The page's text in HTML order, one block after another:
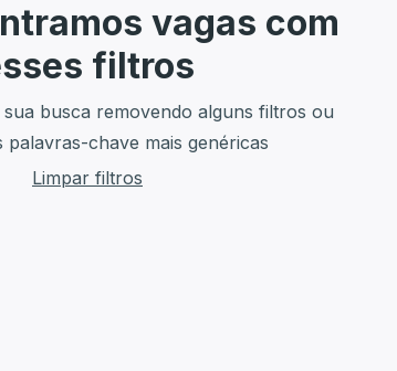
vagas com
filtros
sua busca removendo alguns filtros ou
palavras-chave mais genéricas
Limpar filtros